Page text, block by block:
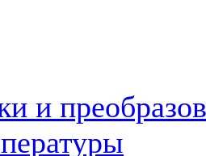
и